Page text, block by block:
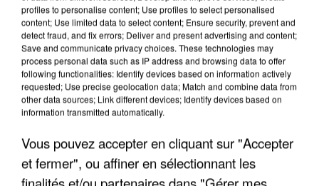
UN SECOND CADRE DE LA DZ MAFIA
profiles to personalise content; Use profiles to select personalised
content; Use limited data to select content; Ensure security, prevent and
detect fraud, and fix errors; Deliver and present advertising and content;
Save and communicate privacy choices. These technologies may
process personal data such as IP address and browsing data to offer
following functionalities: Identify devices based on information actively
requested; Use precise geolocation data; Match and combine data from
other data sources; Link different devices; Identify devices based on
information transmitted automatically.
Vous pouvez accepter en cliquant sur "Accepter
et fermer", ou affiner en sélectionnant les